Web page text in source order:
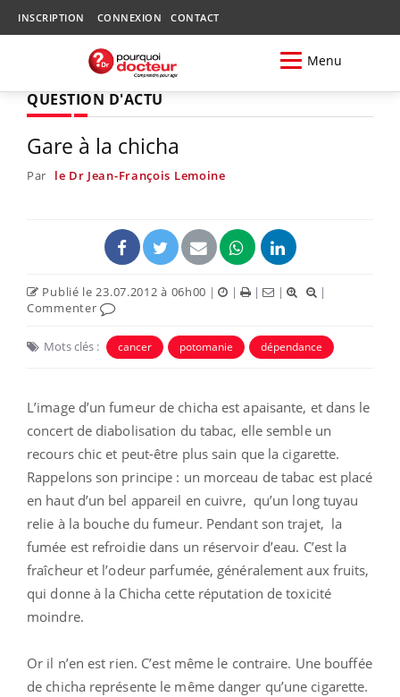
INSCRIPTION CONNEXION CONTACT
Menu
QUESTION D'ACTU
Gare à la chicha
Par le Dr Jean-François Lemoine
Publié le 23.07.2012 à 06h00 | | | |
|
Commenter
Mots clés : cancer potomanie dépendance
L’image d’un fumeur de chicha est apaisante, et dans le
concert de diabolisation du tabac, elle semble un
recours chic et peut-être plus sain que la cigarette.
Rappelons son principe : un morceau de tabac est placé
en haut d’un bel appareil en cuivre, qu’un long tuyau
relie à la bouche du fumeur. Pendant son trajet, la
fumée est refroidie dans un réservoir d’eau. C’est la
fraîcheur et l’odeur parfumée, généralement aux fruits,
qui donne à la Chicha cette réputation de toxicité
moindre.
Or il n’en est rien. C’est même le contraire. Une bouffée
de chicha représente le même danger qu’une cigarette.